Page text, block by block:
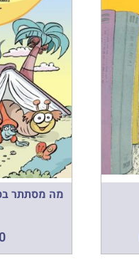
מה מסתתר